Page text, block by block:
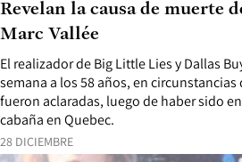
28 DICIEMBRE
El realizador de Big Little Lies y Dallas
semana a los 58 años, en
fueron aclaradas, luego de haber sido
cabaña en Quebec.
Revelan la causa de muerte
Marc Vallée